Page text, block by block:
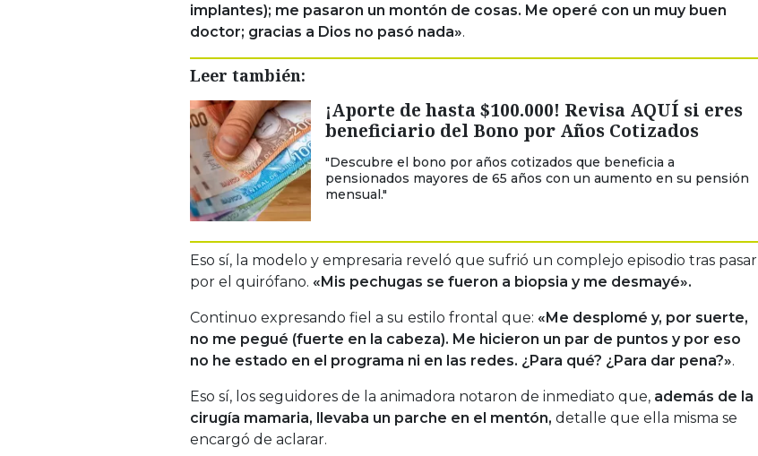
implantes); me pasaron un montón de cosas. Me operé con un muy buen
doctor; gracias a Dios no pasó nada».
Leer también:
¡Aporte de hasta $100.000! Revisa AQUÍ si eres
beneficiario del Bono por Años Cotizados
"Descubre el bono por años cotizados que beneficia a
pensionados mayores de 65 años con un aumento en su pensión
mensual."
Eso sí, la modelo y empresaria reveló que sufrió un complejo episodio tras pasar
por el quirófano. «Mis pechugas se fueron a biopsia y me desmayé».
Continuo expresando fiel a su estilo frontal que: «Me desplomé y, por suerte,
no me pegué (fuerte en la cabeza). Me hicieron un par de puntos y por eso
no he estado en el programa ni en las redes. ¿Para qué? ¿Para dar pena?».
Eso sí, los seguidores de la animadora notaron de inmediato que, además de la
cirugía mamaria, llevaba un parche en el mentón, detalle que ella misma se
encargó de aclarar.